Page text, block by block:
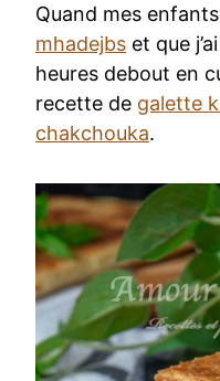
Quand mes
mhadejbs et que
heures debout en
recette de galette
chakchouka.